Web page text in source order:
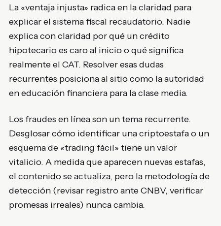
La «ventaja injusta» radica en la claridad para
explicar el sistema fiscal recaudatorio. Nadie
explica con claridad por qué un crédito
hipotecario es caro al inicio o qué significa
realmente el CAT. Resolver esas dudas
recurrentes posiciona al sitio como la autoridad
en educación financiera para la clase media.
Los fraudes en línea son un tema recurrente.
Desglosar cómo identificar una criptoestafa o un
esquema de «trading fácil» tiene un valor
vitalicio. A medida que aparecen nuevas estafas,
el contenido se actualiza, pero la metodología de
detección (revisar registro ante CNBV, verificar
promesas irreales) nunca cambia.